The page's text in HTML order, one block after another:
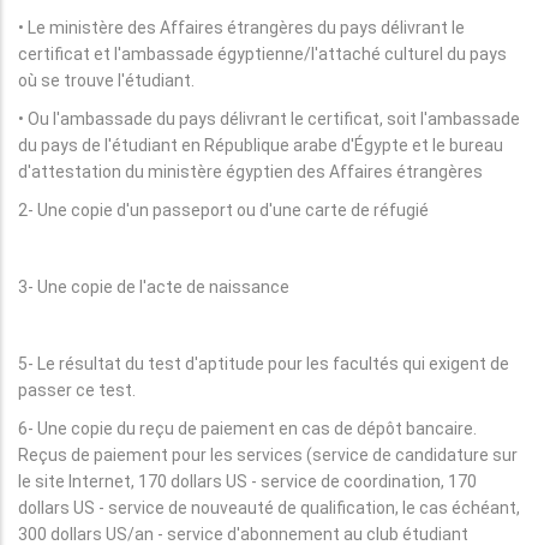
• Le ministère des Affaires étrangères du pays délivrant le
certificat et l'ambassade égyptienne/l'attaché culturel du pays
où se trouve l'étudiant.
• Ou l'ambassade du pays délivrant le certificat, soit l'ambassade
du pays de l'étudiant en République arabe d'Égypte et le bureau
d'attestation du ministère égyptien des Affaires étrangères
2- Une copie d'un passeport ou d'une carte de réfugié
3- Une copie de l'acte de naissance
5- Le résultat du test d'aptitude pour les facultés qui exigent de
passer ce test.
6- Une copie du reçu de paiement en cas de dépôt bancaire.
Reçus de paiement pour les services (service de candidature sur
le site Internet, 170 dollars US - service de coordination, 170
dollars US - service de nouveauté de qualification, le cas échéant,
300 dollars US/an - service d'abonnement au club étudiant